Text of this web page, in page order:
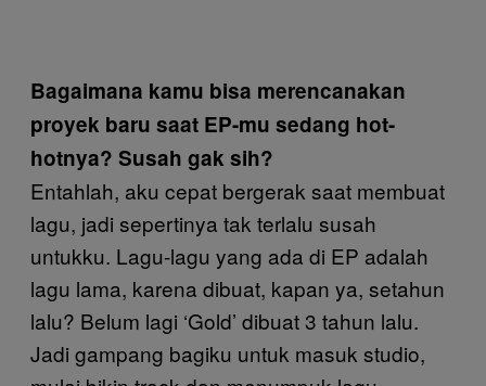
Bagaimana kamu bisa merencanakan
proyek baru saat EP-mu sedang hot-
hotnya? Susah gak sih?
Entahlah, aku cepat bergerak saat membuat
lagu, jadi sepertinya tak terlalu susah
untukku. Lagu-lagu yang ada di EP adalah
lagu lama, karena dibuat, kapan ya, setahun
lalu? Belum lagi ‘Gold’ dibuat 3 tahun lalu.
Jadi gampang bagiku untuk masuk studio,